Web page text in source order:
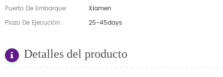
Puerto De Embarque:
Xiamen
Plazo De Ejecución:
25-45days
Detalles del producto